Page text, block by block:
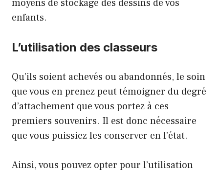
moyens de stockage des dessins de vos
enfants.
L’utilisation des classeurs
Qu’ils soient achevés ou abandonnés, le soin
que vous en prenez peut témoigner du degré
d’attachement que vous portez à ces
premiers souvenirs. Il est donc nécessaire
que vous puissiez les conserver en l’état.
Ainsi, vous pouvez opter pour l’utilisation